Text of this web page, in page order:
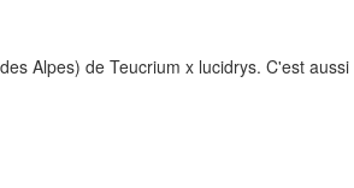
Alpes) de Teucrium x lucidrys. C'est